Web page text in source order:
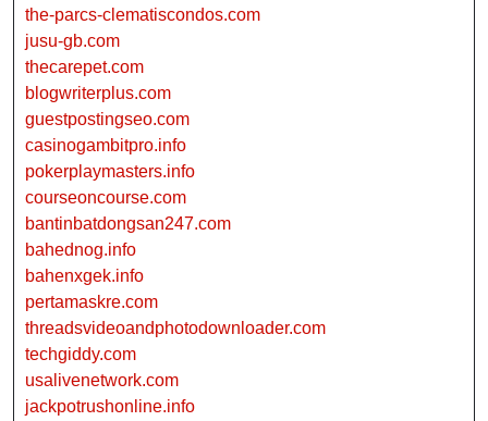
the-parcs-clematiscondos.com
jusu-gb.com
thecarepet.com
blogwriterplus.com
guestpostingseo.com
casinogambitpro.info
pokerplaymasters.info
courseoncourse.com
bantinbatdongsan247.com
bahednog.info
bahenxgek.info
pertamaskre.com
threadsvideoandphotodownloader.com
techgiddy.com
usalivenetwork.com
jackpotrushonline.info